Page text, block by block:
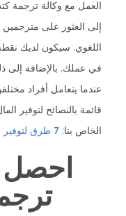
العمل مع وكالة ترجمة
إلى العثور على مترجمين
اللغوي. سيكون لديك
في عملك. بالإضافة إلى
عندما يتعامل أفراد
قائمة بالنصائح لتوفير
الخاص بنا: